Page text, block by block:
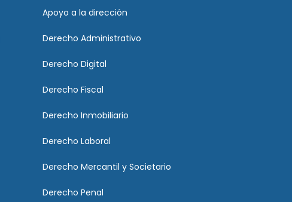
Apoyo a la dirección
Derecho Administrativo
Derecho Digital
Derecho Fiscal
Derecho Inmobiliario
Derecho Laboral
Derecho Mercantil y Societario
Derecho Penal